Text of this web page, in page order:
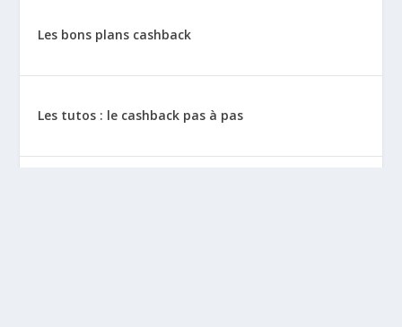
Les bons plans cashback
Les tutos : le cashback pas à pas